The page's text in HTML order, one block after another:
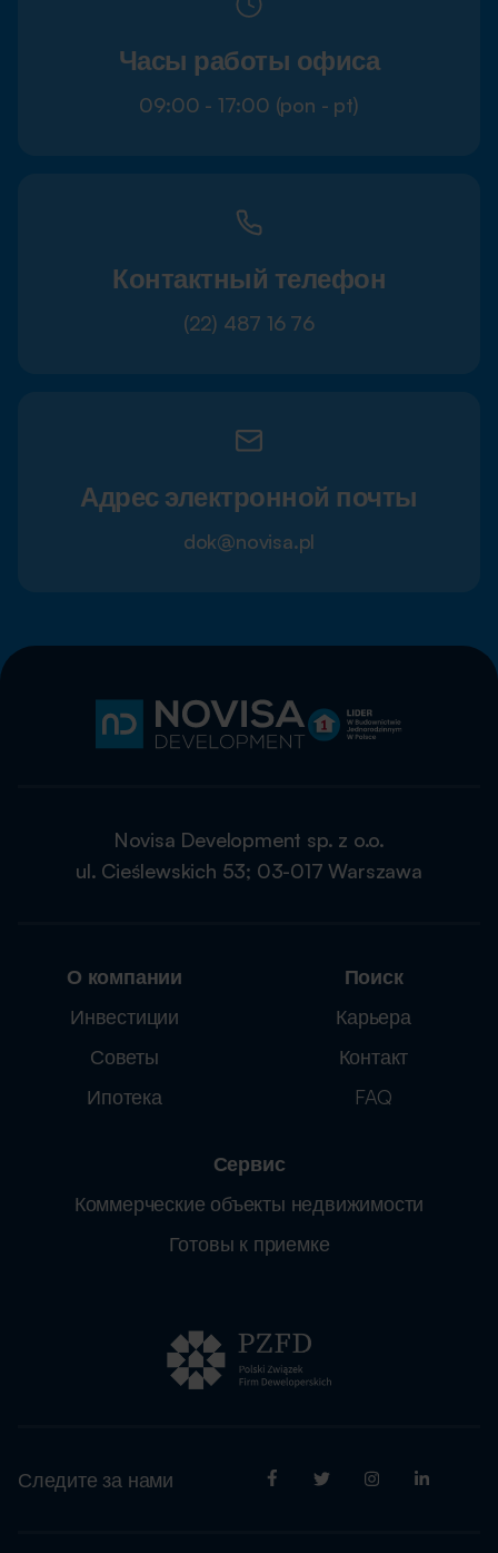
Часы работы офиса
09:00 - 17:00 (pon - pt)
Контактный телефон
(22) 487 16 76
Адрес электронной почты
dok@novisa.pl
Novisa Development sp. z o.o.
ul. Cieślewskich 53; 03-017 Warszawa
О компании
Инвестиции
Советы
Ипотека
Поиск
Карьера
Контакт
FAQ
Сервис
Коммерческие объекты недвижимости
Готовы к приемке
Следите за нами